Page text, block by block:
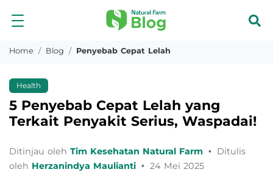
Home Blog Penyebab Cepat Lelah
Health
5 Penyebab Cepat Lelah yang
Terkait Penyakit Serius, Waspadai!
Ditinjau oleh Tim Kesehatan Natural Farm • Ditulis
oleh Herzanindya Maulianti • 24 Mei 2025